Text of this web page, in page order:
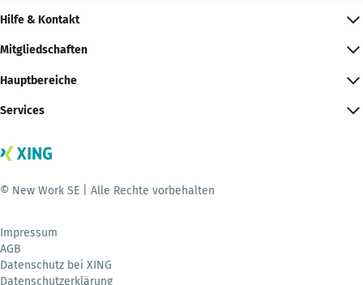
Hilfe & Kontakt
Mitgliedschaften
Hauptbereiche
Services
© New Work SE | Alle Rechte vorbehalten
Impressum
AGB
Datenschutz bei XING
Datenschutzerklärung